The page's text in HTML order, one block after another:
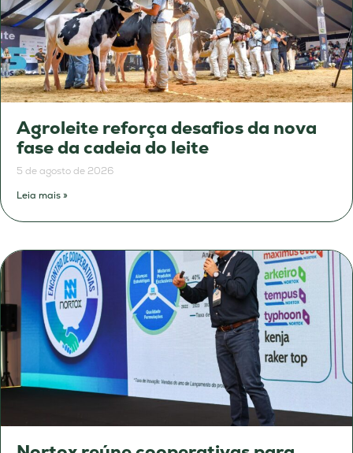
Agroleite reforça desafios da nova
fase da cadeia do leite
5 de agosto de 2026
Leia mais »